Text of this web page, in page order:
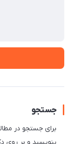
جستجو
برای جستجو در